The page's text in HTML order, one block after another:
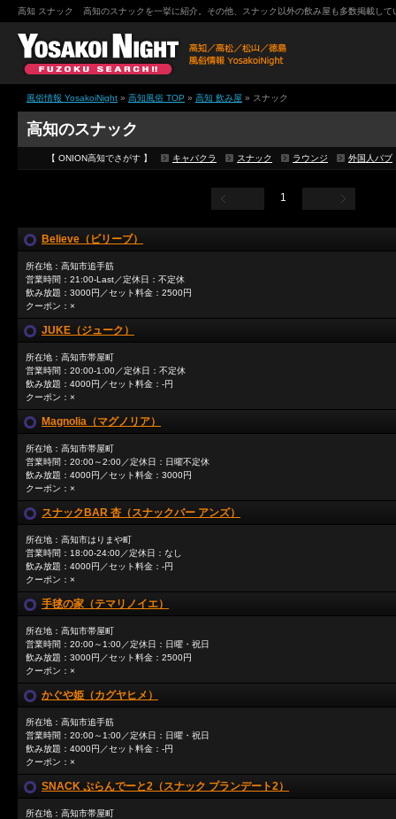
高知 スナック 高知のスナックを一挙に紹介。その他、スナック以外の飲み屋も多数掲載し
風俗情報 YosakoiNight » 高知風俗 TOP » 高知 飲み屋 » スナック
高知のスナック
【 ONION高知でさがす 】 キャバクラ スナック ラウンジ 外国人パブ
1
Believe（ビリーブ）
所在地：高知市追手筋
営業時間：21:00-Last／定休日：不定休
飲み放題：3000円／セット料金：2500円
クーポン：×
JUKE（ジューク）
所在地：高知市帯屋町
営業時間：20:00-1:00／定休日：不定休
飲み放題：4000円／セット料金：-円
クーポン：×
Magnolia（マグノリア）
所在地：高知市帯屋町
営業時間：20:00～2:00／定休日：日曜不定休
飲み放題：4000円／セット料金：3000円
クーポン：×
スナックBAR 杏（スナックバー アンズ）
所在地：高知市はりまや町
営業時間：18:00-24:00／定休日：なし
飲み放題：4000円／セット料金：-円
クーポン：×
手毬の家（テマリノイエ）
所在地：高知市帯屋町
営業時間：20:00～1:00／定休日：日曜・祝日
飲み放題：3000円／セット料金：2500円
クーポン：×
かぐや姫（カグヤヒメ）
所在地：高知市追手筋
営業時間：20:00～1:00／定休日：日曜・祝日
飲み放題：4000円／セット料金：-円
クーポン：×
SNACK ぷらんでーと2（スナック プランデート2）
所在地：高知市帯屋町